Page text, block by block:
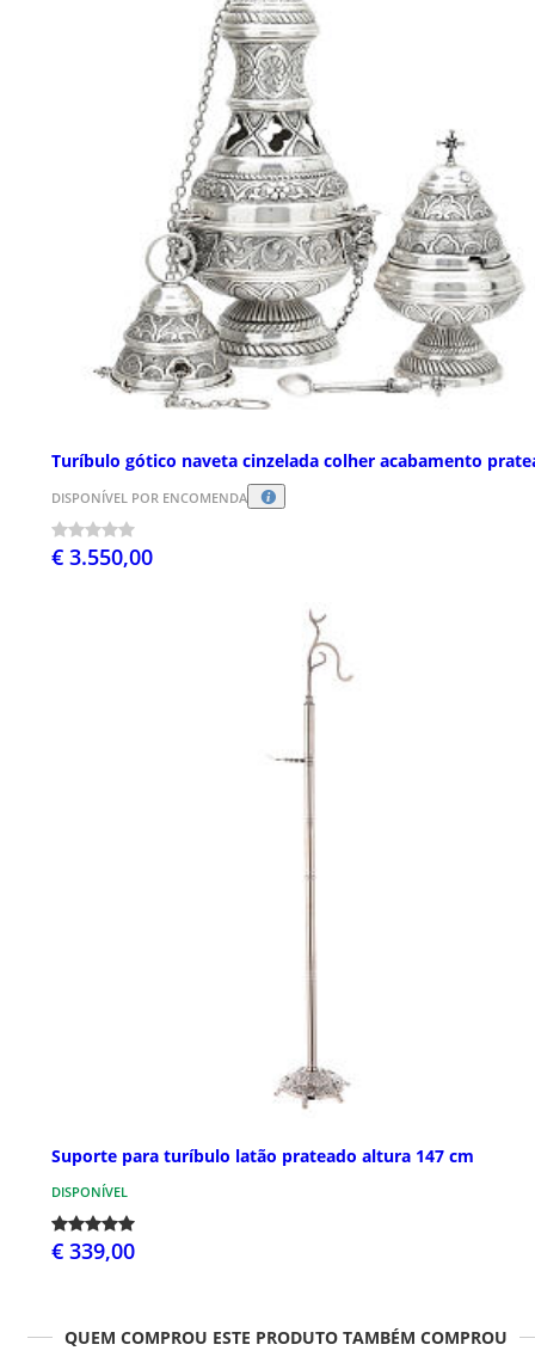
Turíbulo gótico naveta cinzelada colher acabamento
DISPONÍVEL POR ENCOMENDA
€ 3.550,00
Suporte para turíbulo latão prateado altura 147 cm
DISPONÍVEL
€ 339,00
QUEM COMPROU ESTE PRODUTO TAMBÉM COMPROU